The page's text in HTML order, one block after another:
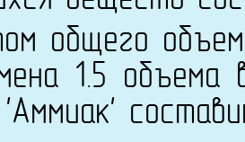
общего
1.5
'Аммиак'